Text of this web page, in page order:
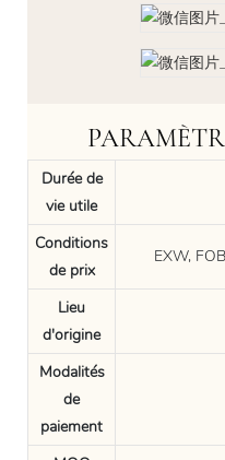
Durée de
vie utile
Conditions
de prix
EXW,
Lieu
d'origine
Modalités
de
paiement